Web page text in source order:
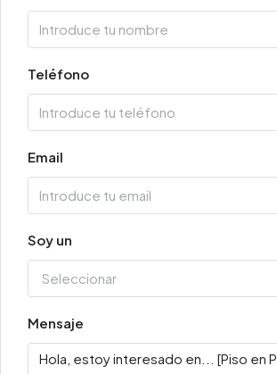
Teléfono
Email
Soy un
Seleccionar
Mensaje